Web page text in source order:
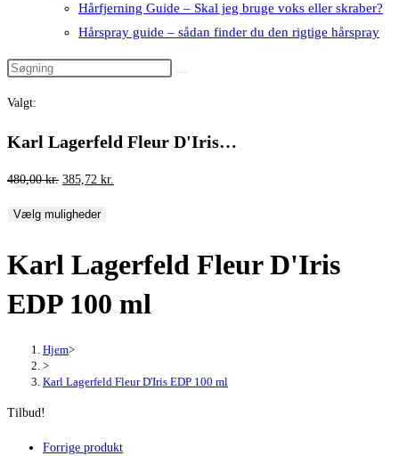
Hårfjerning Guide – Skal jeg bruge voks eller skraber?
Hårspray guide – sådan finder du den rigtige hårspray
Valgt:
Karl Lagerfeld Fleur D'Iris…
480,00kr. Den
pris
480,00 kr..
385,72 kr.
385,72 kr..
Vælg muligheder
Karl Lagerfeld Fleur D'Iris
EDP 100 ml
Hjem>
>
Karl Lagerfeld Fleur D'Iris EDP 100 ml
Tilbud!
Forrige produkt